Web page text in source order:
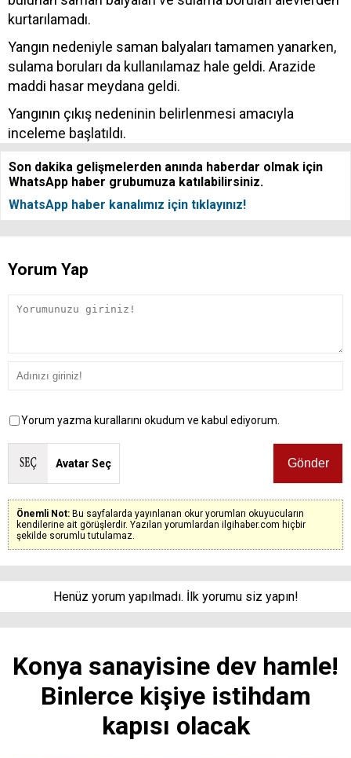
kurtarılamadı.
Yangın nedeniyle saman balyaları tamamen yanarken,
sulama boruları da kullanılamaz hale geldi. Arazide
maddi hasar meydana geldi.
Yangının çıkış nedeninin belirlenmesi amacıyla
inceleme başlatıldı.
Son dakika gelişmelerden anında haberdar olmak için
WhatsApp haber grubumuza katılabilirsiniz.
WhatsApp haber kanalımız için tıklayınız!
Yorum Yap
Yorum yazma kurallarını okudum ve kabul ediyorum.
Avatar Seç
Önemli Not: Bu sayfalarda yayınlanan okur yorumları okuyucuların
kendilerine ait görüşlerdir. Yazılan yorumlardan ilgihaber.com hiçbir
şekilde sorumlu tutulamaz.
Henüz yorum yapılmadı. İlk yorumu siz yapın!
Konya sanayisine dev hamle!
Binlerce kişiye istihdam
kapısı olacak